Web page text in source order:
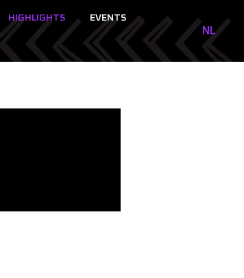
HIGHLIGHTS EVENTS
NL
NL